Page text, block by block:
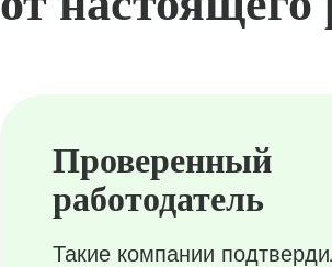
Проверенный
работодатель
Такие компании